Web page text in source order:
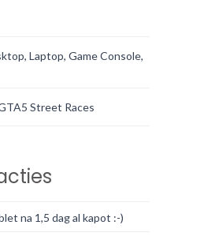
Laptop, Game Console,
Street Races
na 1,5 dag al kapot :-)